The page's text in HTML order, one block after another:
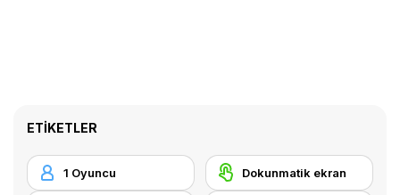
ETIKETLER
1 Oyuncu Dokunmatik ekran